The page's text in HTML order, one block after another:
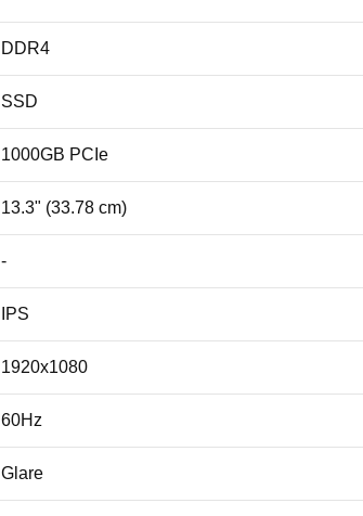
DDR4
SSD
1000GB PCIe
13.3" (33.78 cm)
-
IPS
1920x1080
60Hz
Glare